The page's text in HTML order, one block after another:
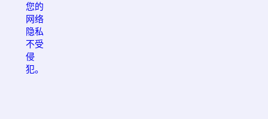
您的
网络
隐私
不受
侵
犯。